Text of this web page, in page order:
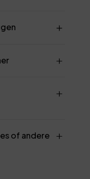
of andere